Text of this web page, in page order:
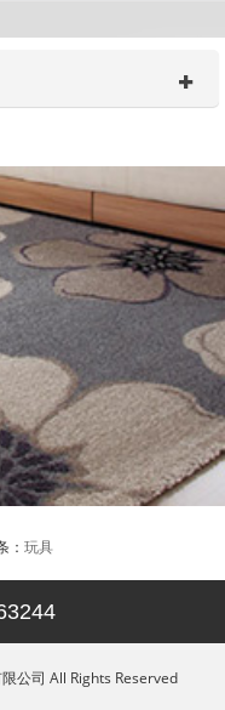
玩具
公司 All Rights Reserved